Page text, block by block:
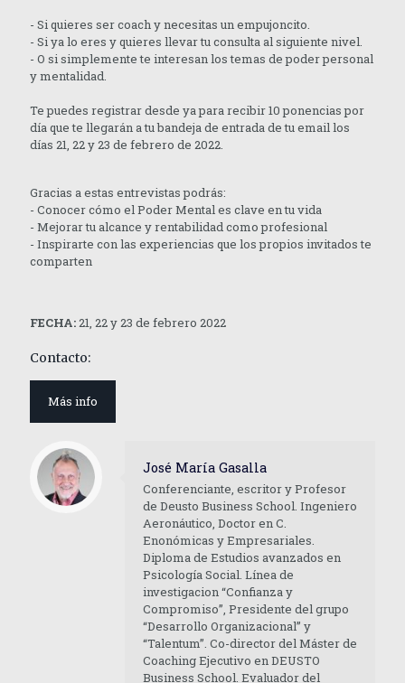
- Si quieres ser coach y necesitas un empujoncito.
- Si ya lo eres y quieres llevar tu consulta al siguiente nivel.
- O si simplemente te interesan los temas de poder personal
y mentalidad.
Te puedes registrar desde ya para recibir 10 ponencias por
día que te llegarán a tu bandeja de entrada de tu email los
días 21, 22 y 23 de febrero de 2022.
Gracias a estas entrevistas podrás:
- Conocer cómo el Poder Mental es clave en tu vida
- Mejorar tu alcance y rentabilidad como profesional
- Inspirarte con las experiencias que los propios invitados te
comparten
FECHA:21, 22 y 23 de febrero 2022
Contacto:
Más info
José María Gasalla
Conferenciante, escritor y Profesor
de Deusto Business School. Ingeniero
Aeronáutico, Doctor en C.
Enonómicas y Empresariales.
Diploma de Estudios avanzados en
Psicología Social. Línea de
investigacion “Confianza y
Compromiso”, Presidente del grupo
“Desarrollo Organizacional” y
“Talentum”. Co-director del Máster de
Coaching Ejecutivo en DEUSTO
Business School. Evaluador del